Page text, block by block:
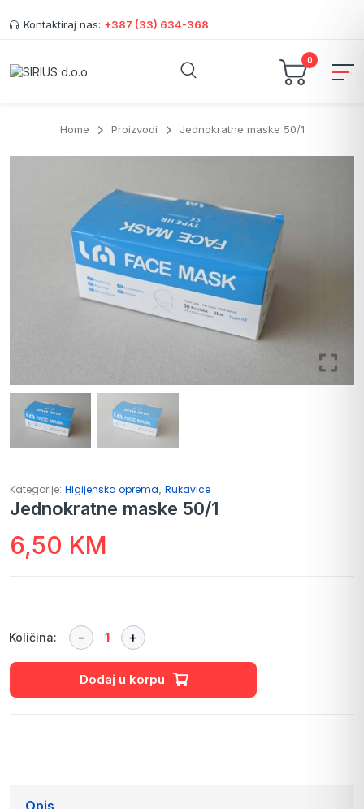
Kontaktiraj nas: +387 (33) 634-368
0
Home Proizvodi Jednokratne maske 50/1
Kategorije: Higijenska oprema Rukavice
Jednokratne maske 50/1
6,50 KM
Količina:
Dodaj u korpu
Opis